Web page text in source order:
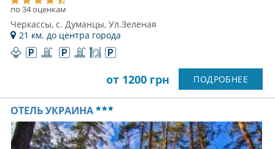
по 34 оценкам
Черкассы, с. Думанцы, Ул.Зеленая
21 км. до центра города
от 1200 грн ПОДРОБНЕЕ
ОТЕЛЬ УКРАИНА